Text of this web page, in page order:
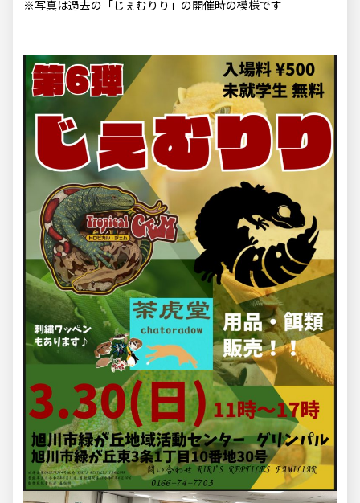
※写真は過去の「じぇむりり」の開催時の模様です